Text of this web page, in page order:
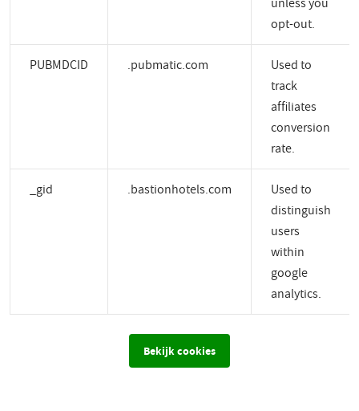
opt-out.
PUBMDCID .pubmatic.com
Used to
track
affiliates
conversion
rate.
_gid .bastionhotels.com
Used to
distinguish
users
within
google
analytics.
Bekijk cookies